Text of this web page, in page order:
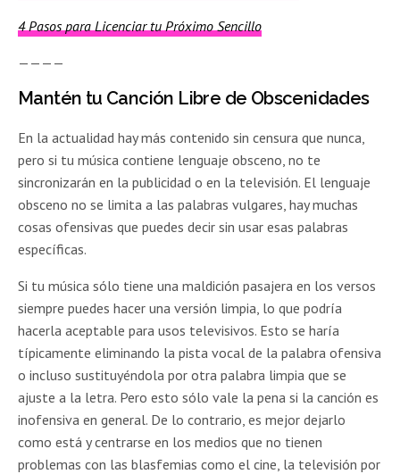
4 Pasos para Licenciar tu Próximo Sencillo
————
Mantén tu Canción Libre de Obscenidades
En la actualidad hay más contenido sin censura que nunca,
pero si tu música contiene lenguaje obsceno, no te
sincronizarán en la publicidad o en la televisión. El lenguaje
obsceno no se limita a las palabras vulgares, hay muchas
cosas ofensivas que puedes decir sin usar esas palabras
específicas.
Si tu música sólo tiene una maldición pasajera en los versos
siempre puedes hacer una versión limpia, lo que podría
hacerla aceptable para usos televisivos. Esto se haría
típicamente eliminando la pista vocal de la palabra ofensiva
o incluso sustituyéndola por otra palabra limpia que se
ajuste a la letra. Pero esto sólo vale la pena si la canción es
inofensiva en general. De lo contrario, es mejor dejarlo
como está y centrarse en los medios que no tienen
problemas con las blasfemias como el cine, la televisión por